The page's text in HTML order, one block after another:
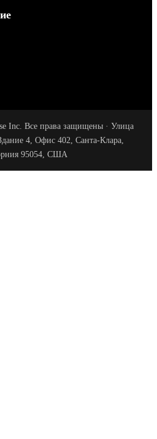
Inc. Все права защищены · Улица
4, Офис 402, Санта-Клара,
95054, США